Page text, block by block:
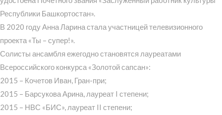
Республики Башкортостан».
В 2020 году Анна Ларина стала участницей телевизионного
проекта «Ты – супер!».
Солисты ансамбля ежегодно становятся лауреатами
Всероссийского конкурса «Золотой сапсан»:
2015 – Кочетов Иван, Гран-при;
2015 – Барсукова Арина, лауреат I степени;
2015 – НВС «БИС», лауреат II степени;